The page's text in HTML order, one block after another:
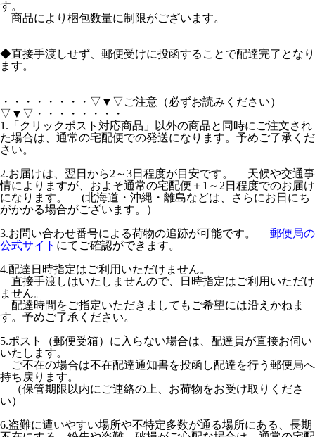
す。
商品により梱包数量に制限がございます。
◆直接手渡しせず、郵便受けに投函することで配達完了となり
ます。
・・・・・・・・▽▼▽ご注意（必ずお読みください）
▽▼▽・・・・・・・・
1.「クリックポスト対応商品」以外の商品と同時にご注文され
た場合は、通常の宅配便での発送になります。予めご了承くだ
さい。
2.お届けは、翌日から2～3日程度が目安です。 天候や交通事
情によりますが、およそ通常の宅配便＋1～2日程度でのお届け
になります。 (北海道・沖縄・離島などは、さらにお日にち
がかかる場合がございます。）
3.お問い合わせ番号による荷物の追跡が可能です。 郵便局の
公式サイト にてご確認ができます。
4.配達日時指定はご利用いただけません。
直接手渡しはいたしませんので、日時指定はご利用いただけ
ません。
配達時間をご指定いただきましてもご希望には沿えかねま
す。予めご了承ください。
5.ポスト（郵便受箱）に入らない場合は、配達員が直接お伺い
いたします。
ご不在の場合は不在配達通知書を投函し配達を行う郵便局へ
持ち戻ります。
（保管期限以内にご連絡の上、お荷物をお受け取りくださ
い）
6.盗難に遭いやすい場所や不特定多数が通る場所にある、長期